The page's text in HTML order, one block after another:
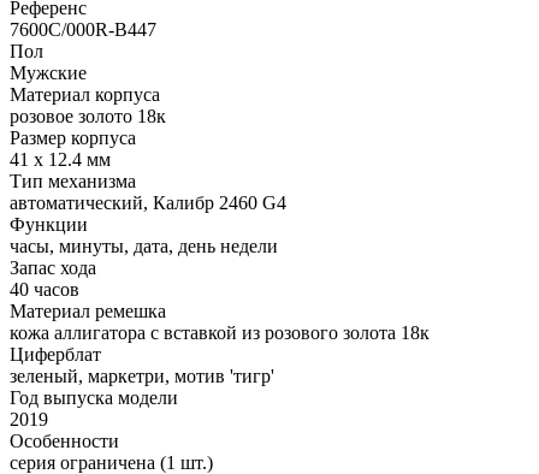
Референс
7600C/000R-B447
Пол
Мужские
Материал корпуса
розовое золото 18к
Размер корпуса
41 х 12.4 мм
Тип механизма
автоматический, Калибр 2460 G4
Функции
часы, минуты, дата, день недели
Запас хода
40 часов
Материал ремешка
кожа аллигатора с вставкой из розового золота 18к
Циферблат
зеленый, маркетри, мотив 'тигр'
Год выпуска модели
2019
Особенности
серия ограничена (1 шт.)